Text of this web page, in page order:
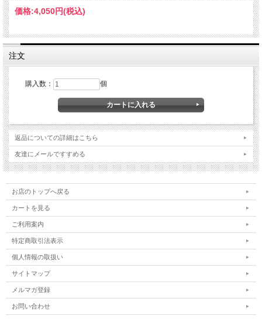
価格:4,050円(税込)
注文
購入数： 個
返品についての詳細はこちら
友達にメールですすめる
お店のトップへ戻る
カートを見る
ご利用案内
特定商取引法表示
個人情報の取扱い
サイトマップ
メルマガ登録
お問い合わせ